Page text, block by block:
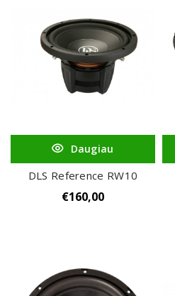
Daugiau
DLS Reference RW10
€160,00